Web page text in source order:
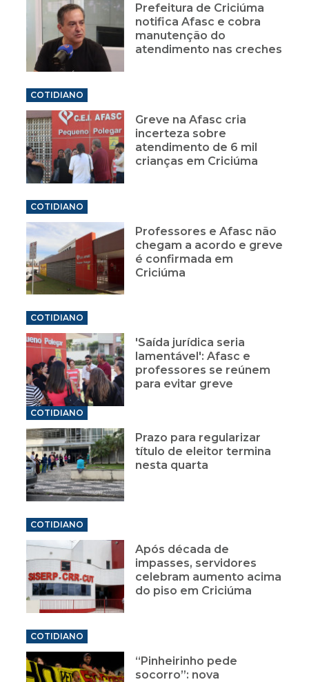
Prefeitura de Criciúma
notifica Afasc e cobra
manutenção do
atendimento nas creches
COTIDIANO
Greve na Afasc cria
incerteza sobre
atendimento de 6 mil
crianças em Criciúma
COTIDIANO
Professores e Afasc não
chegam a acordo e greve
é confirmada em
Criciúma
COTIDIANO
'Saída jurídica seria
lamentável': Afasc e
professores se reúnem
para evitar greve
COTIDIANO
Prazo para regularizar
título de eleitor termina
nesta quarta
COTIDIANO
Após década de
impasses, servidores
celebram aumento acima
do piso em Criciúma
COTIDIANO
“Pinheirinho pede
socorro”: nova